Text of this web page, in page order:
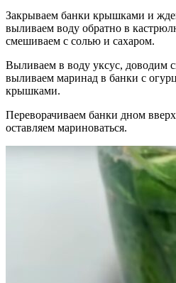
Закрываем банки крышками и
выливаем воду обратно в
смешиваем с солью и сахаром.
Выливаем в воду уксус, доводим
выливаем маринад в банки с
крышками.
Переворачиваем банки дном
оставляем мариноваться.